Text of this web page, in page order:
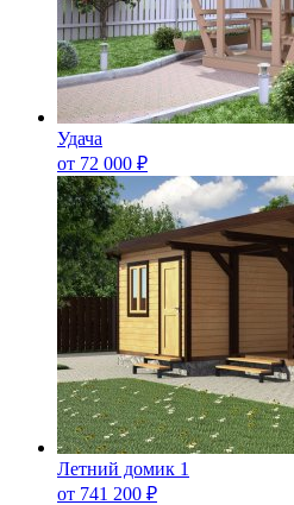
Удача
от 72 000 ₽
Летний домик 1
от 741 200 ₽